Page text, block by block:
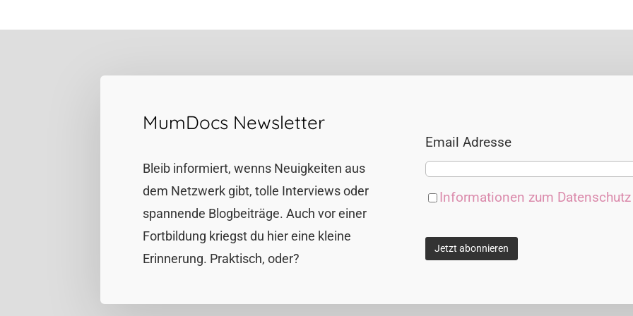
MumDocs Newsletter
Bleib informiert, wenns Neuigkeiten aus
dem Netzwerk gibt, tolle Interviews oder
spannende Blogbeiträge. Auch vor einer
Fortbildung kriegst du hier eine kleine
Erinnerung. Praktisch, oder?
Email Adresse
Informationen zum